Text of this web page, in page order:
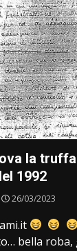
la
1992
26/03/2023
bella roba,